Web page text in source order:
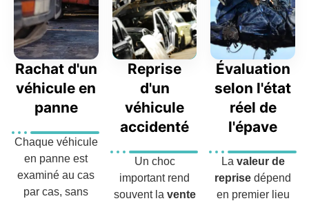
Rachat d'un
véhicule en
panne
Chaque véhicule
en panne est
examiné au cas
par cas, sans
Reprise
d'un
véhicule
accidenté
Un choc
important rend
souvent la vente
Évaluation
selon l'état
réel de
l'épave
La valeur de
reprise dépend
en premier lieu